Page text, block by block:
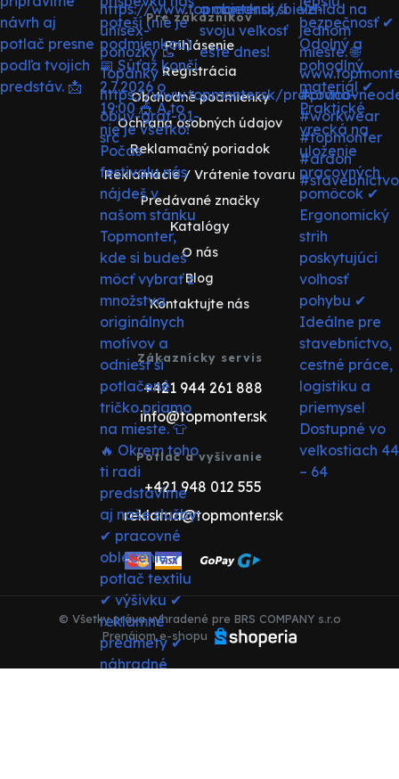
Pre zákazníkov
Prihlásenie
Registrácia
Obchodné podmienky
Ochrana osobných údajov
Reklamačný poriadok
Reklamácie / Vrátenie tovaru
Predávané značky
Katalógy
O nás
Blog
Kontaktujte nás
Zákaznícky servis
+421 944 261 888
info@topmonter.sk
Potlač a vyšívanie
+421 948 012 555
reklama@topmonter.sk
© Všetky práva vyhradené pre BRS COMPANY s.r.o
Prenájom e-shopu